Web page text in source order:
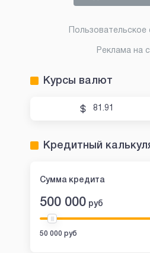
Пользовательское
Реклама на
Курсы валют
81.91
Кредитный
Сумма кредита
500 000 руб
50 000 руб